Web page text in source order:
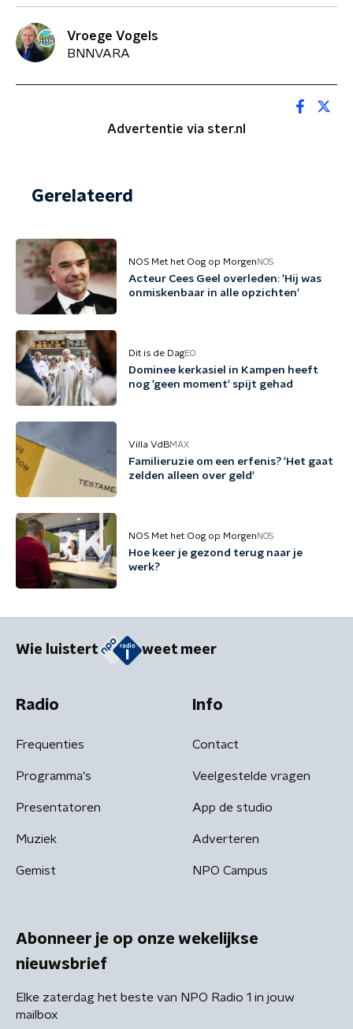
Vroege Vogels
BNNVARA
Advertentie via ster.nl
Gerelateerd
NOS Met het Oog op Morgen NOS
Acteur Cees Geel overleden: 'Hij was
onmiskenbaar in alle opzichten'
Dit is de DagEO
Dominee kerkasiel in Kampen heeft
nog 'geen moment' spijt gehad
Villa VdBMAX
Familieruzie om een erfenis? 'Het gaat
zelden alleen over geld'
NOS Met het Oog op Morgen NOS
Hoe keer je gezond terug naar je
werk?
Wie luistert weet meer
Radio
Frequenties
Programma's
Presentatoren
Muziek
Gemist
Info
Contact
Veelgestelde vragen
App de studio
Adverteren
NPO Campus
Abonneer je op onze wekelijkse
nieuwsbrief
Elke zaterdag het beste van NPO Radio 1 in jouw
mailbox